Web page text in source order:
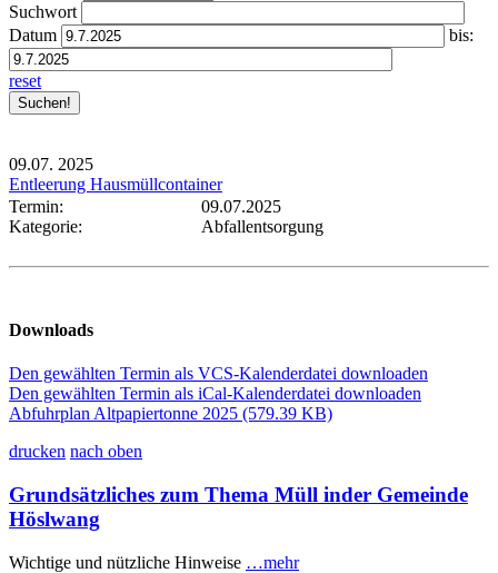
Suchwort
Datum
bis:
reset
09.07. 2025
Entleerung Hausmüllcontainer
Termin:
09.07.2025
Kategorie:
Abfallentsorgung
Downloads
Den gewählten Termin als VCS-Kalenderdatei downloaden
Den gewählten Termin als iCal-Kalenderdatei downloaden
Abfuhrplan Altpapiertonne 2025 (579.39 KB)
drucken nach oben
Grundsätzliches zum Thema Müll inder Gemeinde
Höslwang
Wichtige und nützliche Hinweise …mehr